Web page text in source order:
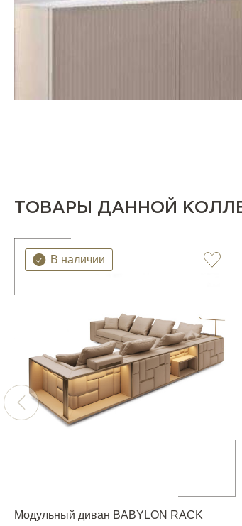
ТОВАРЫ ДАННОЙ
В наличии
Модульный диван BABYLON RACK